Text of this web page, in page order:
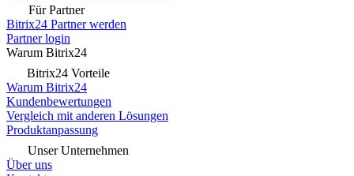
Für Partner
Bitrix24 Partner werden
Partner login
Warum Bitrix24
Bitrix24 Vorteile
Warum Bitrix24
Kundenbewertungen
Vergleich mit anderen Lösungen
Produktanpassung
Unser Unternehmen
Über uns